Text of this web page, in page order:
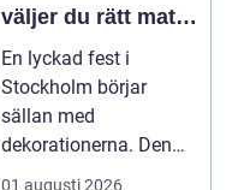
väljer du rätt mat
till ditt evenemang
En lyckad fest i
Stockholm börjar
sällan med
dekorationerna. Den
börjar i köket....
01 augusti 2026